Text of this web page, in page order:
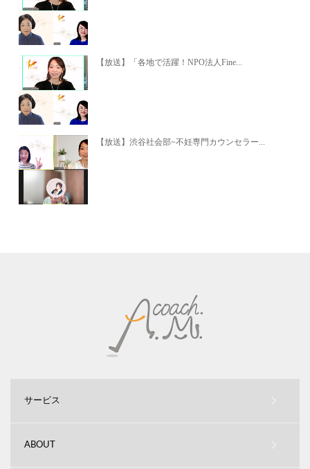
【放送】「各地で活躍！NPO法人Fine...
【放送】渋谷社会部~不妊専門カウンセラー...
サービス
ABOUT